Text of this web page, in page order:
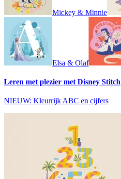
Mickey & Minnie
Elsa & Olaf
Leren met plezier met Disney Stitch
NIEUW: Kleurrijk ABC en cijfers